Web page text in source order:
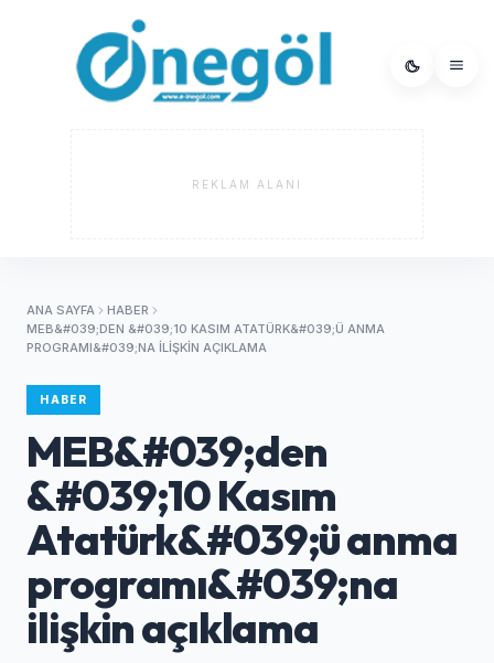
REKLAM ALANI
ANA SAYFA
HABER
MEB&#039;DEN &#039;10 KASIM ATATÜRK&#039;Ü ANMA
PROGRAMI&#039;NA ILIŞKIN AÇIKLAMA
HABER
MEB&#039;den
&#039;10 Kasım
Atatürk&#039;ü anma
programı&#039;na
ilişkin açıklama